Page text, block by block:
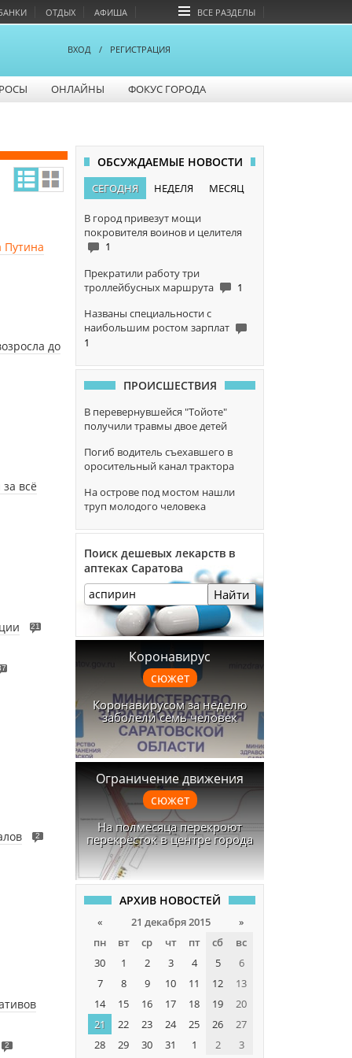
ОТДЫХ АФИША ВСЕ РАЗДЕЛЫ
ВХОД / РЕГИСТРАЦИЯ
ОНЛАЙНЫ ФОКУС ГОРОДА
Путина
до
всё
21
2
2
ОБСУЖДАЕМЫЕ НОВОСТИ
СЕГОДНЯ НЕДЕЛЯ МЕСЯЦ
В город привезут мощи
покровителя воинов и целителя
1
Прекратили работу три
троллейбусных маршрута
1
Названы специальности с
наибольшим ростом зарплат
1
ПРОИСШЕСТВИЯ
В перевернувшейся "Тойоте"
получили травмы двое детей
Погиб водитель съехавшего в
оросительный канал трактора
На острове под мостом нашли
труп молодого человека
Поиск дешевых лекарств в
аптеках Саратова
Найти
Коронавирус
сюжет
Коронавирусом за неделю
заболели семь человек
Ограничение движения
сюжет
На полмесяца перекроют
перекрёсток в центре города
АРХИВ НОВОСТЕЙ
« 21 декабря 2015
»
пн
вт ср чт пт сб
вс
30
1 2 3 4 5
6
7
8 9 10 11 12
13
14
15 16 17 18 19
20
21
22 23 24 25 26
27
28
29 30 31 1 2 3